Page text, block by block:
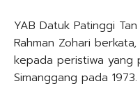
YAB Datuk Patinggi
Rahman Zohari
kepada peristiwa yang
Simanggang pada 1973.